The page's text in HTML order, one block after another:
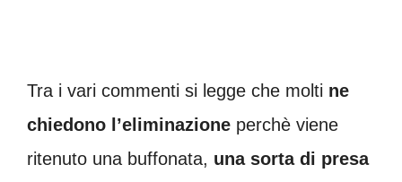
Tra i vari commenti si legge che molti ne
chiedono l’eliminazione perchè viene
ritenuto una buffonata, una sorta di presa